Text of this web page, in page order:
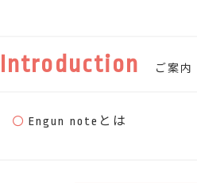
Introduction ご案内
Engun noteとは